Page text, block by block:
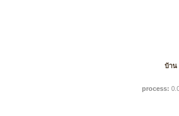
บ้าน
process: